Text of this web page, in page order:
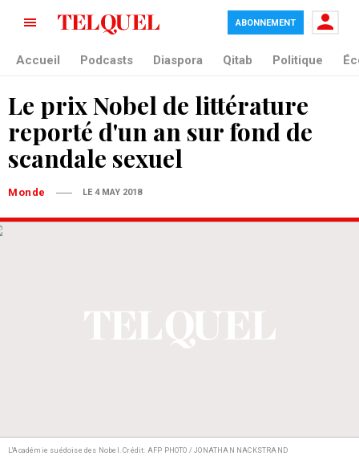
ABONNEMENT
Accueil Podcasts Diaspora Qitab Politique
Le prix Nobel de littérature
reporté d'un an sur fond de
scandale sexuel
Monde LE 4 MAY 2018
L'Académie suédoise des Nobel.Crédit: AFP PHOTO / JONATHAN NACKSTRAND